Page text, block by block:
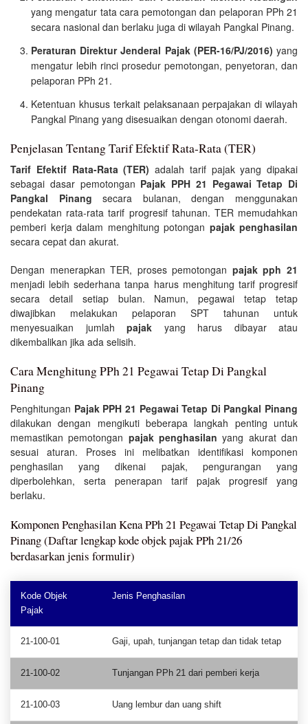
yang mengatur tata cara pemotongan dan pelaporan PPh 21
secara nasional dan berlaku juga di wilayah Pangkal Pinang.
Peraturan Direktur Jenderal Pajak (PER-16/PJ/2016) yang
mengatur lebih rinci prosedur pemotongan, penyetoran, dan
pelaporan PPh 21.
Ketentuan khusus terkait pelaksanaan perpajakan di wilayah
Pangkal Pinang yang disesuaikan dengan otonomi daerah.
Penjelasan Tentang Tarif Efektif Rata-Rata (TER)
Tarif Efektif Rata-Rata (TER) adalah tarif pajak yang dipakai
sebagai dasar pemotongan Pajak PPH 21 Pegawai Tetap Di
Pangkal Pinang secara bulanan, dengan menggunakan
pendekatan rata-rata tarif progresif tahunan. TER memudahkan
pemberi kerja dalam menghitung potongan pajak penghasilan
secara cepat dan akurat.
Dengan menerapkan TER, proses pemotongan pajak pph 21
menjadi lebih sederhana tanpa harus menghitung tarif progresif
secara detail setiap bulan. Namun, pegawai tetap tetap
diwajibkan melakukan pelaporan SPT tahunan untuk
menyesuaikan jumlah pajak yang harus dibayar atau
dikembalikan jika ada selisih.
Cara Menghitung PPh 21 Pegawai Tetap Di Pangkal
Pinang
Penghitungan Pajak PPH 21 Pegawai Tetap Di Pangkal Pinang
dilakukan dengan mengikuti beberapa langkah penting untuk
memastikan pemotongan pajak penghasilan yang akurat dan
sesuai aturan. Proses ini melibatkan identifikasi komponen
penghasilan yang dikenai pajak, pengurangan yang
diperbolehkan, serta penerapan tarif pajak progresif yang
berlaku.
Komponen Penghasilan Kena PPh 21 Pegawai Tetap Di Pangkal
Pinang (Daftar lengkap kode objek pajak PPh 21/26
berdasarkan jenis formulir)
Kode Objek
Pajak
Jenis Penghasilan
21-100-01 Gaji, upah, tunjangan tetap dan tidak tetap
21-100-02 Tunjangan PPh 21 dari pemberi kerja
21-100-03 Uang lembur dan uang shift